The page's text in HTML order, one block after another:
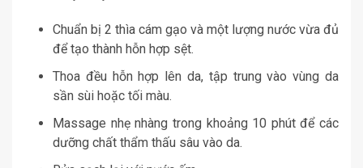
Chuẩn bị 2 thìa cám gạo và một lượng nước vừa đủ
để tạo thành hỗn hợp sệt.
Thoa đều hỗn hợp lên da, tập trung vào vùng da
sần sùi hoặc tối màu.
Massage nhẹ nhàng trong khoảng 10 phút để các
dưỡng chất thẩm thấu sâu vào da.